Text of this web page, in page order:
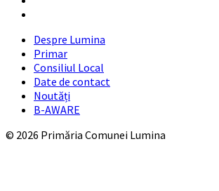
Despre Lumina
Primar
Consiliul Local
Date de contact
Noutăți
B-AWARE
© 2026 Primăria Comunei Lumina